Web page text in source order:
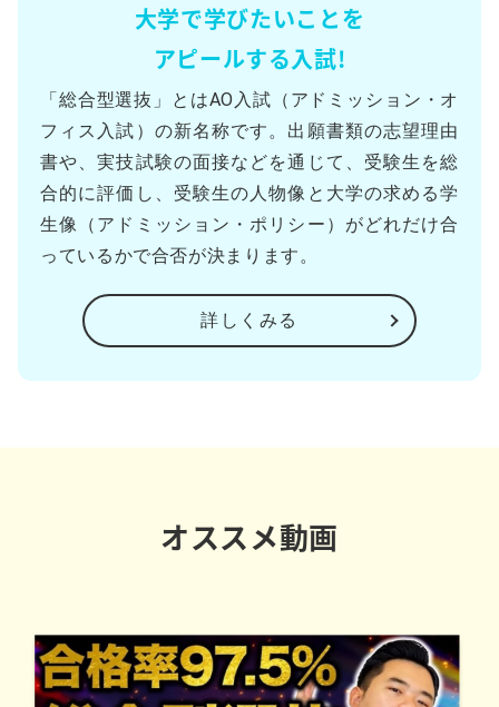
大学で学びたいことを
アピールする入試!
「総合型選抜」とはAO入試（アドミッション・オ
フィス入試）の新名称です。出願書類の志望理由
書や、実技試験の面接などを通じて、受験生を総
合的に評価し、受験生の人物像と大学の求める学
生像（アドミッション・ポリシー）がどれだけ合
っているかで合否が決まります。
詳しくみる
オススメ動画